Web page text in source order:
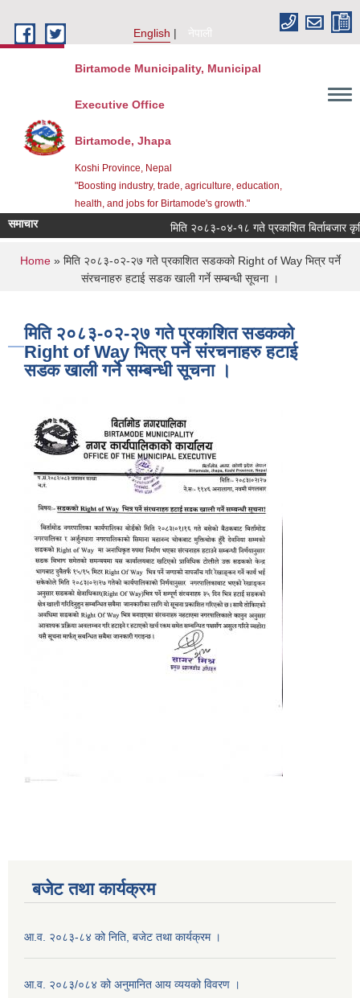
English
नेपाली
Birtamode Municipality, Municipal
Executive Office
Birtamode, Jhapa
Koshi Province, Nepal
"Boosting industry, trade, agriculture, education,
health, and jobs for Birtamode's growth."
समाचार मिति २०८३-०४-१८ गते प्रकाशित बिर्ताबजार कृषि
You are here
Home» मिति २०८३-०२-२७ गते प्रकाशित सडकको Right of Way भित्र पर्ने
संरचनाहरु हटाई सडक खाली गर्ने सम्बन्धी सूचना ।
मिति २०८३-०२-२७ गते प्रकाशित सडकको
Right of Way भित्र पर्ने संरचनाहरु हटाई
सडक खाली गर्ने सम्बन्धी सूचना ।
बजेट तथा कार्यक्रम
आ.व. २०८३-८४ को निति, बजेट तथा कार्यक्रम ।
आ.व. २०८३/०८४ को अनुमानित आय व्ययको विवरण ।